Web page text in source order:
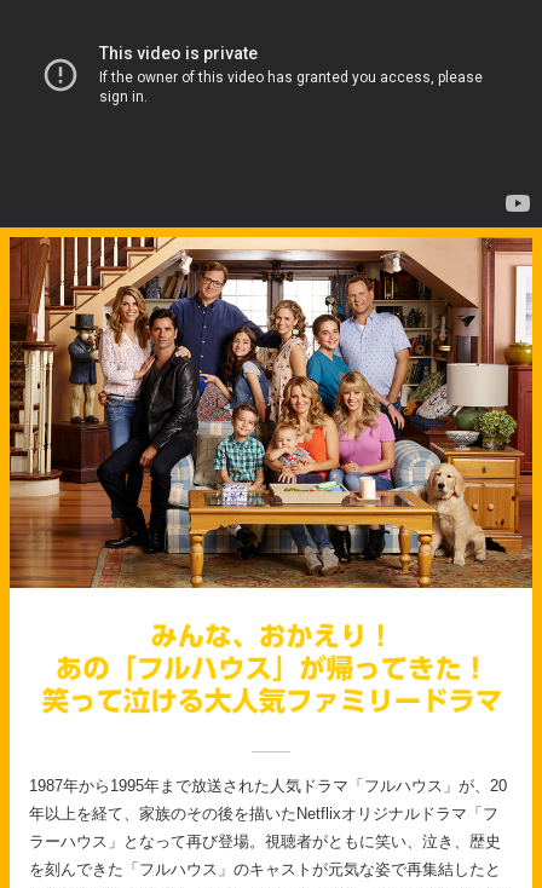
1987年から1995年まで放送された人気ドラマ「フルハウス」が、20
年以上を経て、家族のその後を描いたNetflixオリジナルドラマ「フ
ラーハウス」となって再び登場。視聴者がともに笑い、泣き、歴史
を刻んできた「フルハウス」のキャストが元気な姿で再集結したと